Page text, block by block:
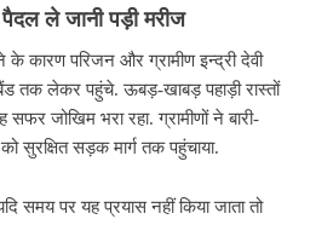
पैदल ले जानी पड़ी मरीज
के कारण परिजन और ग्रामीण इन्द्री देवी
तक लेकर पहुंचे. ऊबड़-खाबड़ पहाड़ी रास्तों
जोखिम भरा रहा. ग्रामीणों ने बारी-
सुरक्षित सड़क मार्ग तक पहुंचाया.
समय पर यह प्रयास नहीं किया जाता तो